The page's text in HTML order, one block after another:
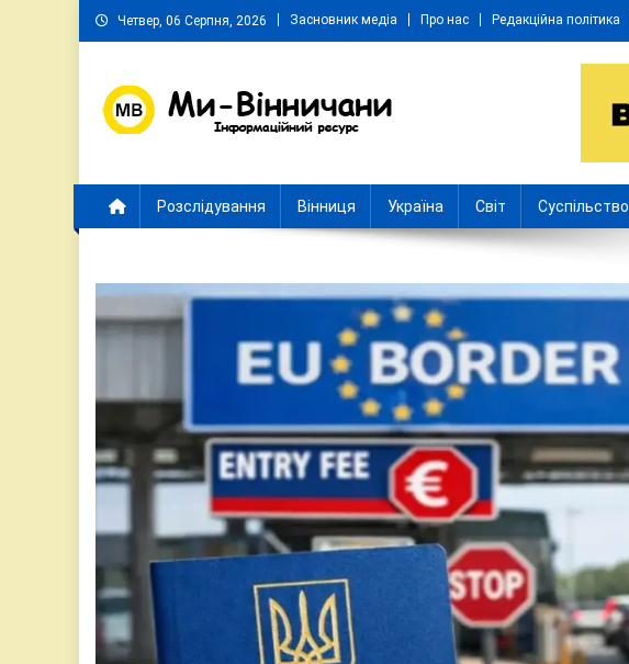
Skip
to
Четвер, 06 Серпня, 2026 Засновник медіа Про нас Редакційна політика
Розслідування Вінниця Україна Світ Суспільство